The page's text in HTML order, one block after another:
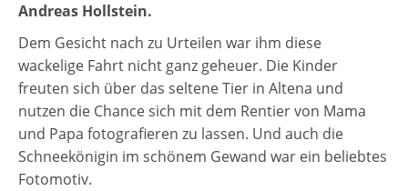
Andreas Hollstein.
Dem Gesicht nach zu Urteilen war ihm diese
wackelige Fahrt nicht ganz geheuer. Die Kinder
freuten sich über das seltene Tier in Altena und
nutzen die Chance sich mit dem Rentier von Mama
und Papa fotografieren zu lassen. Und auch die
Schneekönigin im schönem Gewand war ein beliebtes
Fotomotiv.